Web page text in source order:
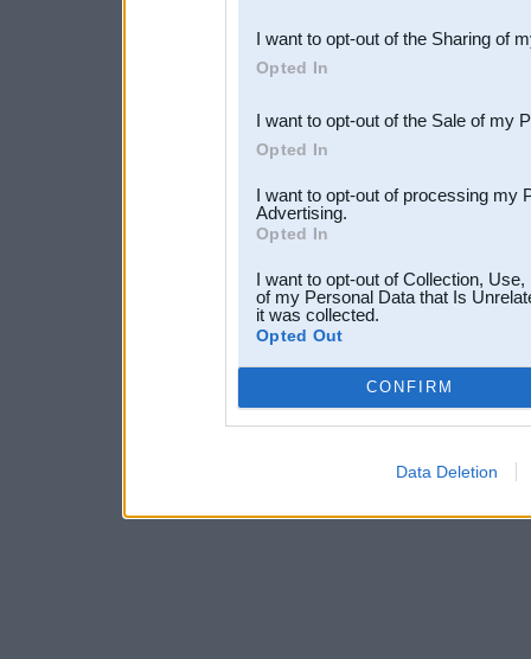
Downstream Participants
third parties.
I want to opt-out of the Sharing of
Opted In
I want to opt-out of the Sale of my
Opted In
I want to opt-out of processing my
Advertising.
Opted In
I want to opt-out of Collection,
of my Personal Data that Is
it was collected.
Opted Out
CONFIRM
Data Deletion